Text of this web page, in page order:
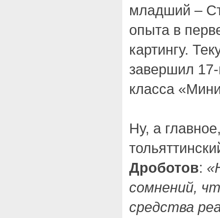
младший –
опыта в
картингу.
завершил
класса
Ну, а
Дроботов:
сомнений,
средства